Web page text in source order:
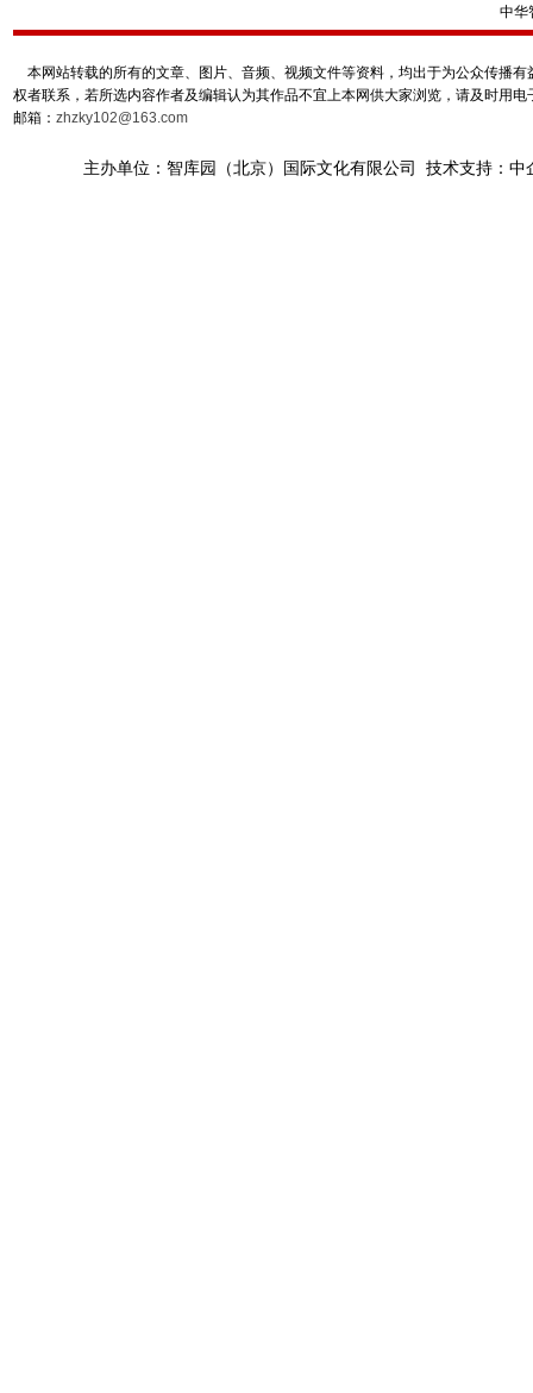
中华
本网站转载的所有的文章、图片、音频、视频文件等资料，均出于为公众传播
权者联系，若所选内容作者及编辑认为其作品不宜上本网供大家浏览，请及时用
邮箱： zhzky102@163.com
主办单位：智库园（北京）国际文化有限公司 技术支持：